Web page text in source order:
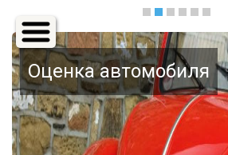
Основная
навигация
Оценка автомобиля